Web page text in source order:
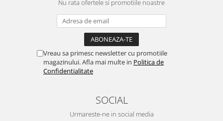
Nu rata ofertele si promotiile noastre
Vreau sa primesc newsletter cu promotiile
magazinului. Afla mai multe in Politica de
Confidentialitate
SOCIAL
Urmareste-ne in social media